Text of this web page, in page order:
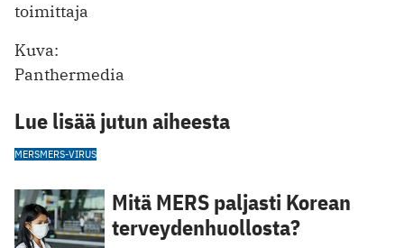
toimittaja
Kuva:
Panthermedia
Lue lisää jutun aiheesta
MERSMERS-VIRUS
Mitä MERS paljasti Korean
terveydenhuollosta?